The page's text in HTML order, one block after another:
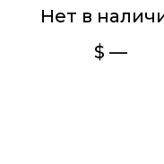
Нет в
$ —